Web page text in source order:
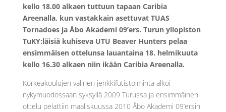
kello 18.00 alkaen tuttuun tapaan Caribia
Areenalla, kun vastakkain asettuvat TUAS
Tornadoes ja Åbo Akademi 09’ers. Turun yliopiston
TuKY:läisiä kuhiseva UTU Beaver Hunters pelaa
ensimmäisen ottelunsa lauantaina 18. helmikuuta
kello 16.30 alkaen niin ikään Caribia Areenalla.
Korkeakoulujen välinen jenkkifutistoiminta alkoi
nykymuodossaan syksyllä 2009 Turussa ja ensimmäinen
ottelu pelattiin maaliskuussa 2010 Åbo Akademi 09’ersin